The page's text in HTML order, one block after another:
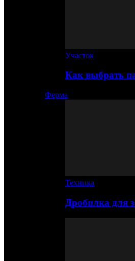
Участок
Как выбрать
Ферма
Техника
Дробилка для